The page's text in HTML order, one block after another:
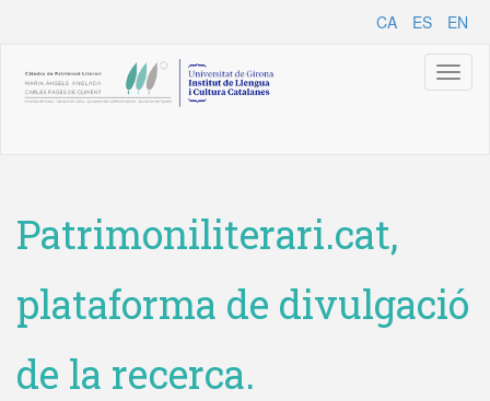
CA ES EN
Patrimoniliterari.cat,
plataforma de divulgació
de la recerca.